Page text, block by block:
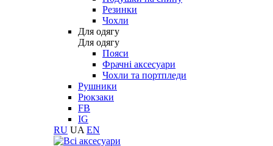
Резинки
Чохли
Для одягу
Для одягу
Пояси
Фрачні аксесуари
Чохли та портпледи
Рушники
Рюкзаки
FB
IG
RU UA EN